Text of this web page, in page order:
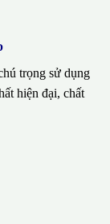
trọng sử dụng
hiện đại, chất